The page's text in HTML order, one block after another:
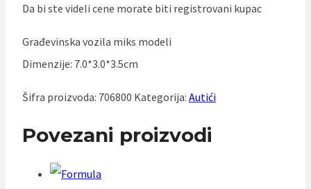
Da bi ste videli cene morate biti registrovani kupac
Građevinska vozila miks modeli
Dimenzije: 7.0*3.0*3.5cm
Šifra proizvoda: 706800 Kategorija: Autići
Povezani proizvodi